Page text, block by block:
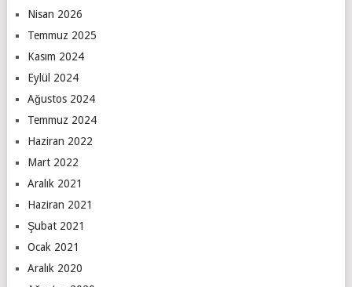
Nisan 2026
Temmuz 2025
Kasım 2024
Eylül 2024
Ağustos 2024
Temmuz 2024
Haziran 2022
Mart 2022
Aralık 2021
Haziran 2021
Şubat 2021
Ocak 2021
Aralık 2020